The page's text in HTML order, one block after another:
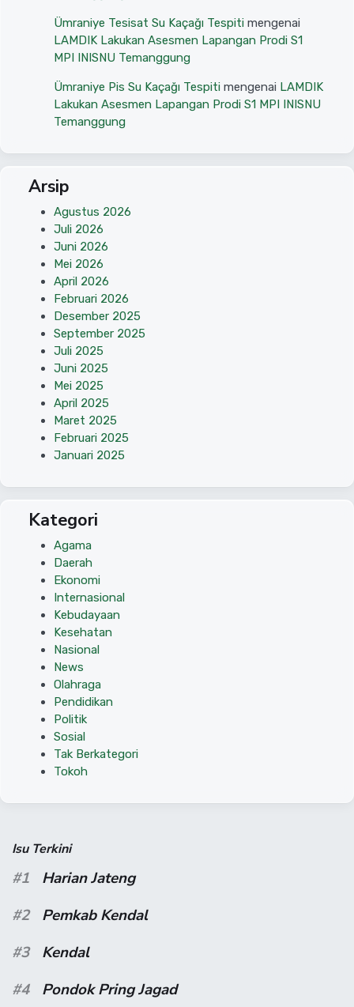
Ümraniye Tesisat Su Kaçağı Tespiti mengenai
LAMDIK Lakukan Asesmen Lapangan Prodi S1
MPI INISNU Temanggung
Ümraniye Pis Su Kaçağı Tespiti mengenai LAMDIK
Lakukan Asesmen Lapangan Prodi S1 MPI INISNU
Temanggung
Arsip
Agustus 2026
Juli 2026
Juni 2026
Mei 2026
April 2026
Februari 2026
Desember 2025
September 2025
Juli 2025
Juni 2025
Mei 2025
April 2025
Maret 2025
Februari 2025
Januari 2025
Kategori
Agama
Daerah
Ekonomi
Internasional
Kebudayaan
Kesehatan
Nasional
News
Olahraga
Pendidikan
Politik
Sosial
Tak Berkategori
Tokoh
Isu Terkini
#1
Harian Jateng
#2
Pemkab Kendal
#3
Kendal
#4
Pondok Pring Jagad